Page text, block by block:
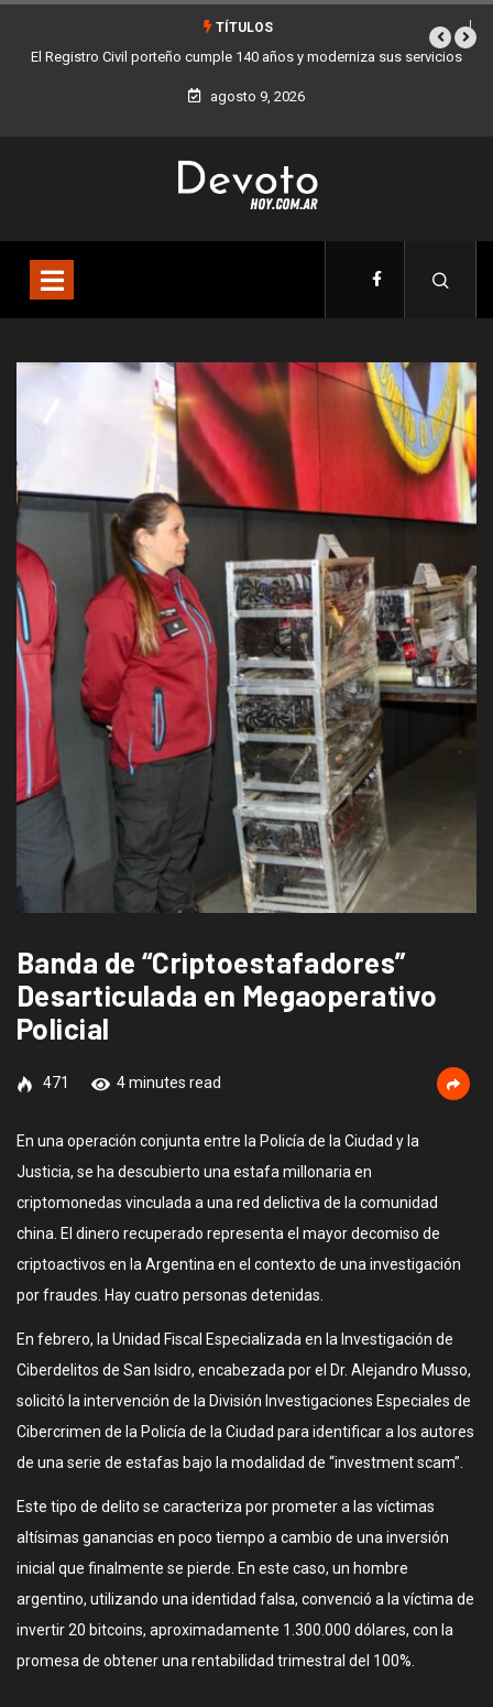
TÍTULOS
Buenos Aires sumó 12 nuevos Bares Notables y ya son 90 en toda
la Ciudad
agosto 9, 2026
Banda de “Criptoestafadores”
Desarticulada en Megaoperativo
Policial
471 4 minutes read
En una operación conjunta entre la Policía de la Ciudad y la
Justicia, se ha descubierto una estafa millonaria en
criptomonedas vinculada a una red delictiva de la comunidad
china. El dinero recuperado representa el mayor decomiso de
criptoactivos en la Argentina en el contexto de una investigación
por fraudes. Hay cuatro personas detenidas.
En febrero, la Unidad Fiscal Especializada en la Investigación de
Ciberdelitos de San Isidro, encabezada por el Dr. Alejandro Musso,
solicitó la intervención de la División Investigaciones Especiales de
Cibercrimen de la Policía de la Ciudad para identificar a los autores
de una serie de estafas bajo la modalidad de “investment scam”.
Este tipo de delito se caracteriza por prometer a las víctimas
altísimas ganancias en poco tiempo a cambio de una inversión
inicial que finalmente se pierde. En este caso, un hombre
argentino, utilizando una identidad falsa, convenció a la víctima de
invertir 20 bitcoins, aproximadamente 1.300.000 dólares, con la
promesa de obtener una rentabilidad trimestral del 100%.